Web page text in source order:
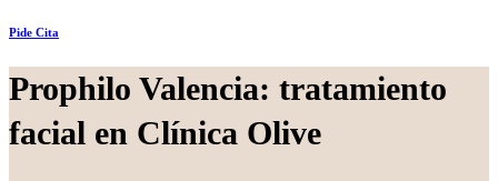
Pide Cita
Prophilo Valencia: tratamiento
facial en Clínica Olive